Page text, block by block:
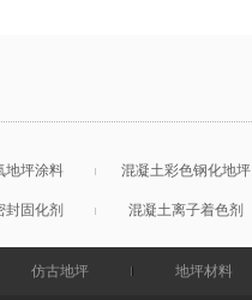
地坪涂料 混凝土彩色钢化地坪
封固化剂 混凝土离子着色剂
仿古地坪 地坪材料